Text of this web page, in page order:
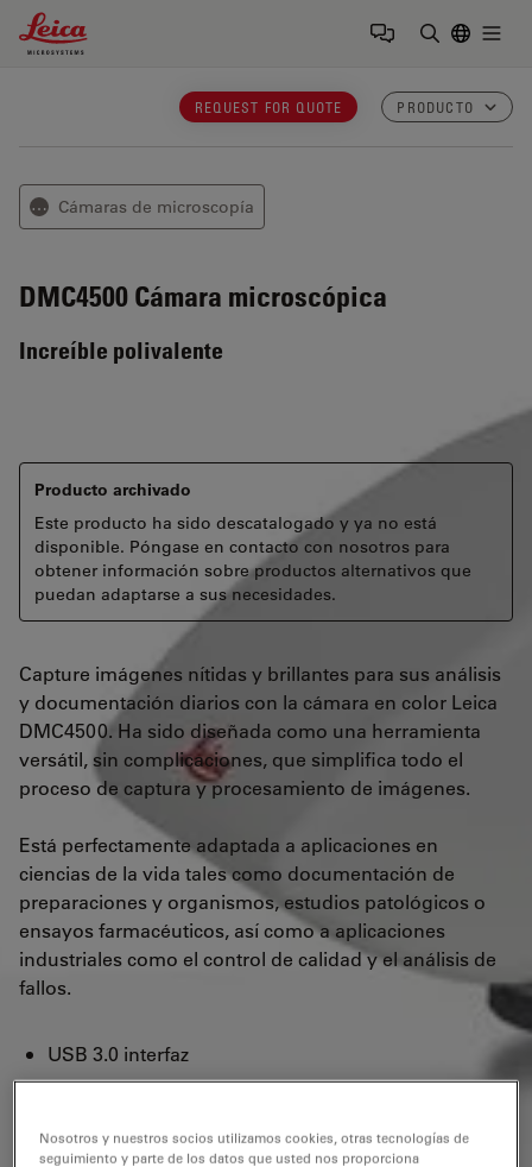
Leica Microsystems Logo
REQUEST FOR QUOTE PRODUCTO
⋯ Cámaras de microscopía
DMC4500 Cámara microscópica
Increíble polivalente
Producto archivado
Este producto ha sido descatalogado y ya no está
disponible. Póngase en contacto con nosotros para
obtener información sobre productos alternativos que
puedan adaptarse a sus necesidades.
Capture imágenes nítidas y brillantes para sus análisis
y documentación diarios con la cámara en color Leica
DMC4500. Ha sido diseñada como una herramienta
versátil, sin complicaciones, que simplifica todo el
proceso de captura y procesamiento de imágenes.
Está perfectamente adaptada a aplicaciones en
ciencias de la vida tales como documentación de
preparaciones y organismos, estudios patológicos o
ensayos farmacéuticos, así como a aplicaciones
industriales como el control de calidad y el análisis de
fallos.
USB 3.0 interfaz
Velocidad de imagen en vivo de hasta 18
fotogramas por segundo
Nosotros y nuestros socios utilizamos cookies, otras tecnologías de
seguimiento y parte de los datos que usted nos proporciona